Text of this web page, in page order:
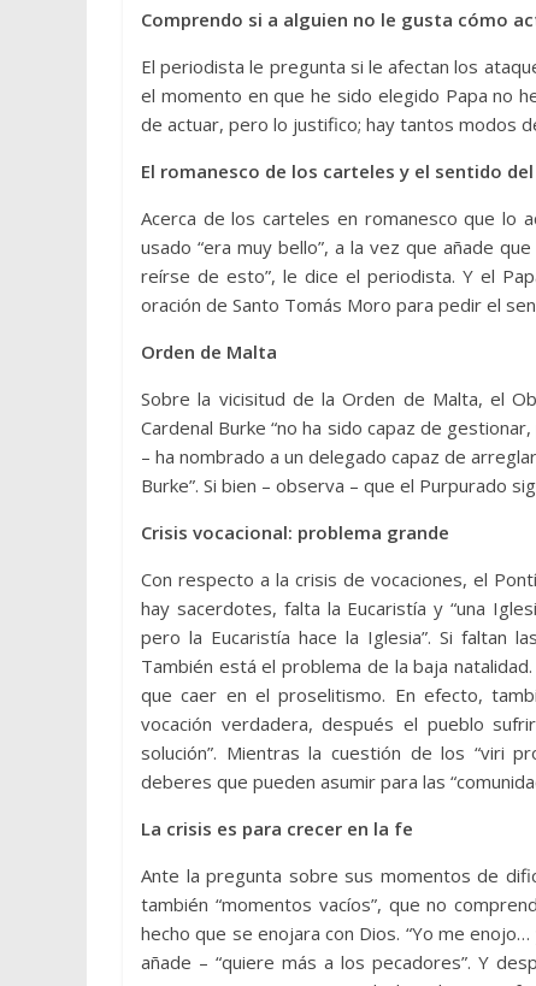
Comprendo si a alguien no le gusta cómo
El periodista le pregunta si le afectan los
el momento en que he sido elegido Papa no
de actuar, pero lo justifico; hay tantos modos
El romanesco de los carteles y el sentido
Acerca de los carteles en romanesco que lo
usado “era muy bello”, a la vez que añade
reírse de esto”, le dice el periodista. Y el
oración de Santo Tomás Moro para pedir el
Orden de Malta
Sobre la vicisitud de la Orden de Malta, el
Cardenal Burke “no ha sido capaz de
– ha nombrado a un delegado capaz de
Burke”. Si bien – observa – que el Purpurado
Crisis vocacional: problema grande
Con respecto a la crisis de vocaciones, el
hay sacerdotes, falta la Eucaristía y “una
pero la Eucaristía hace la Iglesia”. Si faltan
También está el problema de la baja
que caer en el proselitismo. En efecto,
vocación verdadera, después el pueblo
solución”. Mientras la cuestión de los “viri
deberes que pueden asumir para las
La crisis es para crecer en la fe
Ante la pregunta sobre sus momentos de
también “momentos vacíos”, que no
hecho que se enojara con Dios. “Yo me
añade – “quiere más a los pecadores”. Y